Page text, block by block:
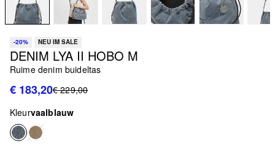
-20% NEU IM SALE
DENIM LYA II HOBO M
Ruime denim buideltas
€ 183,20€ 229,00
Kleurvaalblauw